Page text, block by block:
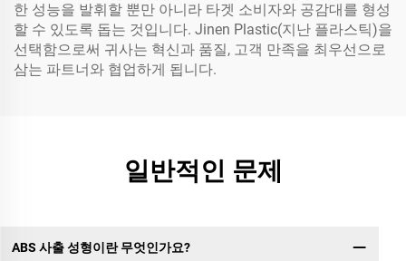
한 성능을 발휘할 뿐만 아니라 타겟 소비자와 공감대를 형성
할 수 있도록 돕는 것입니다. Jinen Plastic(지난 플라스틱)을
선택함으로써 귀사는 혁신과 품질, 고객 만족을 최우선으로
삼는 파트너와 협업하게 됩니다.
일반적인 문제
ABS 사출 성형이란 무엇인가요?